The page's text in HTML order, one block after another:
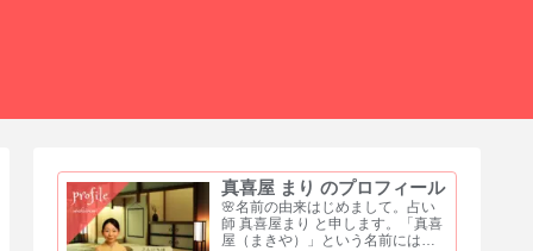
真喜屋 まり のプロフィール
🌸名前の由来はじめまして。占い
師 真喜屋まり と申します。「真喜
屋（まきや）」という名前には、